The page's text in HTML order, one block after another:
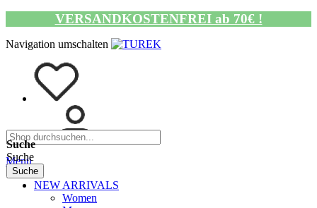
VERSANDKOSTENFREI ab 70€ !
Navigation umschalten
Suche
Suche
Suche
Menü
NEW ARRIVALS
Women